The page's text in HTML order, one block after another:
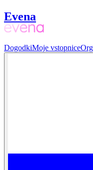
Evena
DogodkiMoje vstopnice